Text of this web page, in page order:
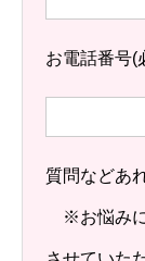
お電話番号(
質問などあ
※お悩みに